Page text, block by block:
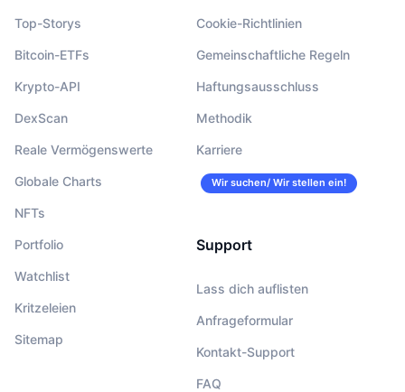
Top-Storys
Bitcoin-ETFs
Krypto-API
DexScan
Reale Vermögenswerte
Globale Charts
NFTs
Portfolio
Watchlist
Kritzeleien
Sitemap
Cookie-Richtlinien
Gemeinschaftliche Regeln
Haftungsausschluss
Methodik
Karriere
Wir suchen/ Wir stellen ein!
Support
Lass dich auflisten
Anfrageformular
Kontakt-Support
FAQ